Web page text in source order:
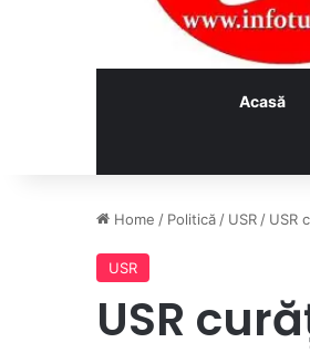
Acasă
Home / Politică/ USR/ USR
USR
USR